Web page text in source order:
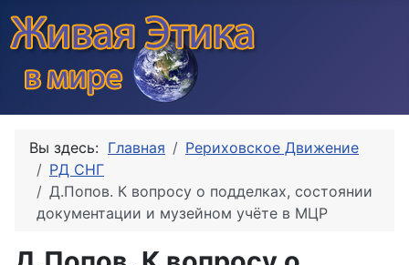
Вы здесь: Главная
Рериховское Движение
РД СНГ
Д.Попов. К вопросу о подделках, состоянии
документации и музейном учёте в МЦР